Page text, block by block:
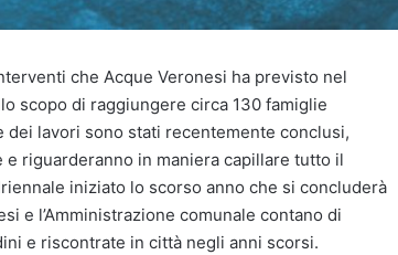
che Acque Veronesi ha previsto nel
scopo di raggiungere circa 130 famiglie
lavori sono stati recentemente conclusi,
riguarderanno in maniera capillare tutto il
iniziato lo scorso anno che si concluderà
e l’Amministrazione comunale contano di
e riscontrate in città negli anni scorsi.